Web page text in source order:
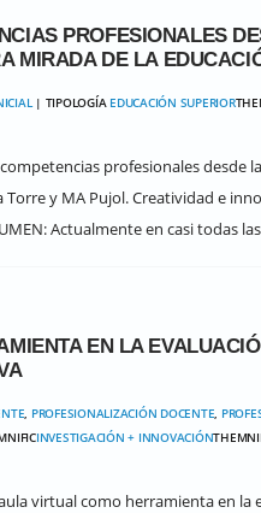
PROFESIONALES
MIRADA DE LA
| TIPOLOGÍA EDUCACIÓN SUPERIOR
profesionales desde
Torre y MA Pujol. Creatividad e
Actualmente en casi todas
EN LA
, PROFESIONALIZACIÓN DOCENTE,
INVESTIGACIÓN + INNOVACIÓN
virtual como herramienta en